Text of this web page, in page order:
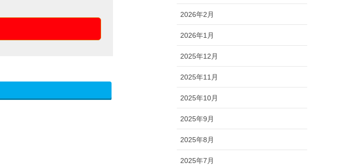
2026年2月
2026年1月
2025年12月
2025年11月
2025年10月
2025年9月
2025年8月
2025年7月